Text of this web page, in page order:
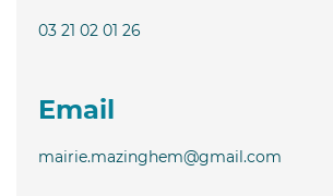
03 21 02 01 26
Email
mairie.mazinghem@gmail.com